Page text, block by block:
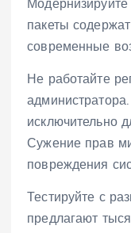
пакеты
современные
Не работайте
исключительно
Сужение прав
повреждения
Тестируйте с
предлагают